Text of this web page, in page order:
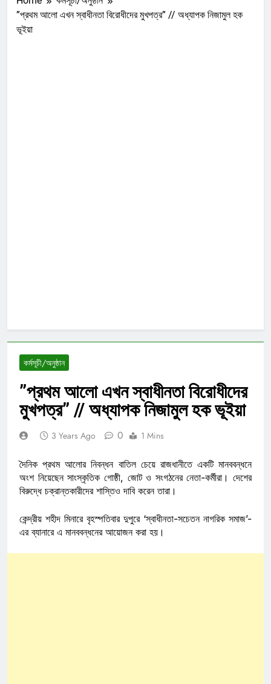
”প্রথম আলো এখন স্বাধীনতা বিরোধীদের মুখপত্র” // অধ্যাপক নিজামুল হক
ভূইয়া
কর্মসূচী/অনুষ্ঠান
”প্রথম আলো এখন স্বাধীনতা বিরোধীদের
মুখপত্র” // অধ্যাপক নিজামুল হক ভূইয়া
3 Years Ago 0 1 Mins
দৈনিক প্রথম আলোর নিবন্ধন বাতিল চেয়ে রাজধানীতে একটি মানববন্ধনে
অংশ নিয়েছেন সাংস্কৃতিক গোষ্ঠী, জোট ও সংগঠনের নেতা-কর্মীরা। দেশের
বিরুদ্ধে চক্রান্তকারীদের শাস্তিও দাবি করেন তারা।
কেন্দ্রীয় শহীদ মিনারে বৃহস্পতিবার দুপুরে ‘স্বাধীনতা-সচেতন নাগরিক সমাজ’-
এর ব্যানারে এ মানববন্ধনের আয়োজন করা হয়।